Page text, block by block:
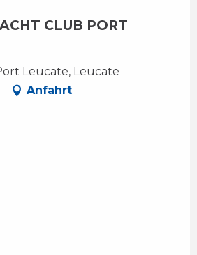
CLUB PORT
Leucate, Leucate
Anfahrt